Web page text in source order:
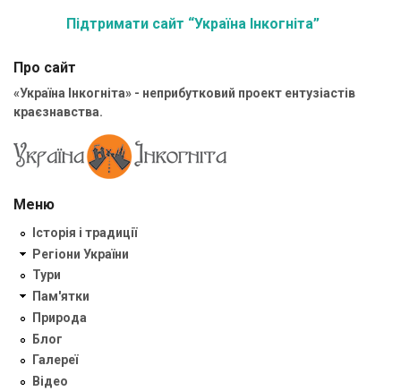
Підтримати сайт “Україна Інкогніта”
Про сайт
«Україна Інкогніта» - неприбутковий проект ентузіастів
краєзнавства.
Меню
Історія і традиції
Регіони України
Тури
Пам'ятки
Природа
Блог
Галереї
Відео